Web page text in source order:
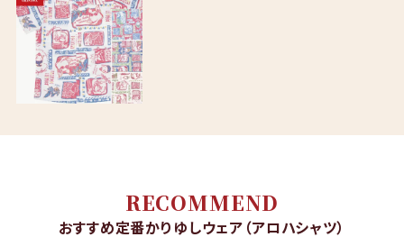
RECOMMEND
おすすめ定番かりゆしウェア（アロハシャツ）